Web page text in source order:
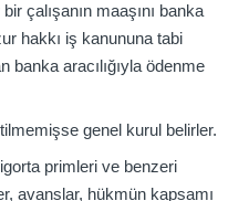
çalışanın maaşını banka
hakkı iş kanununa tabi
banka aracılığıyla ödenme
genel kurul belirler.
primleri ve benzeri
avanslar, hükmün kapsamı